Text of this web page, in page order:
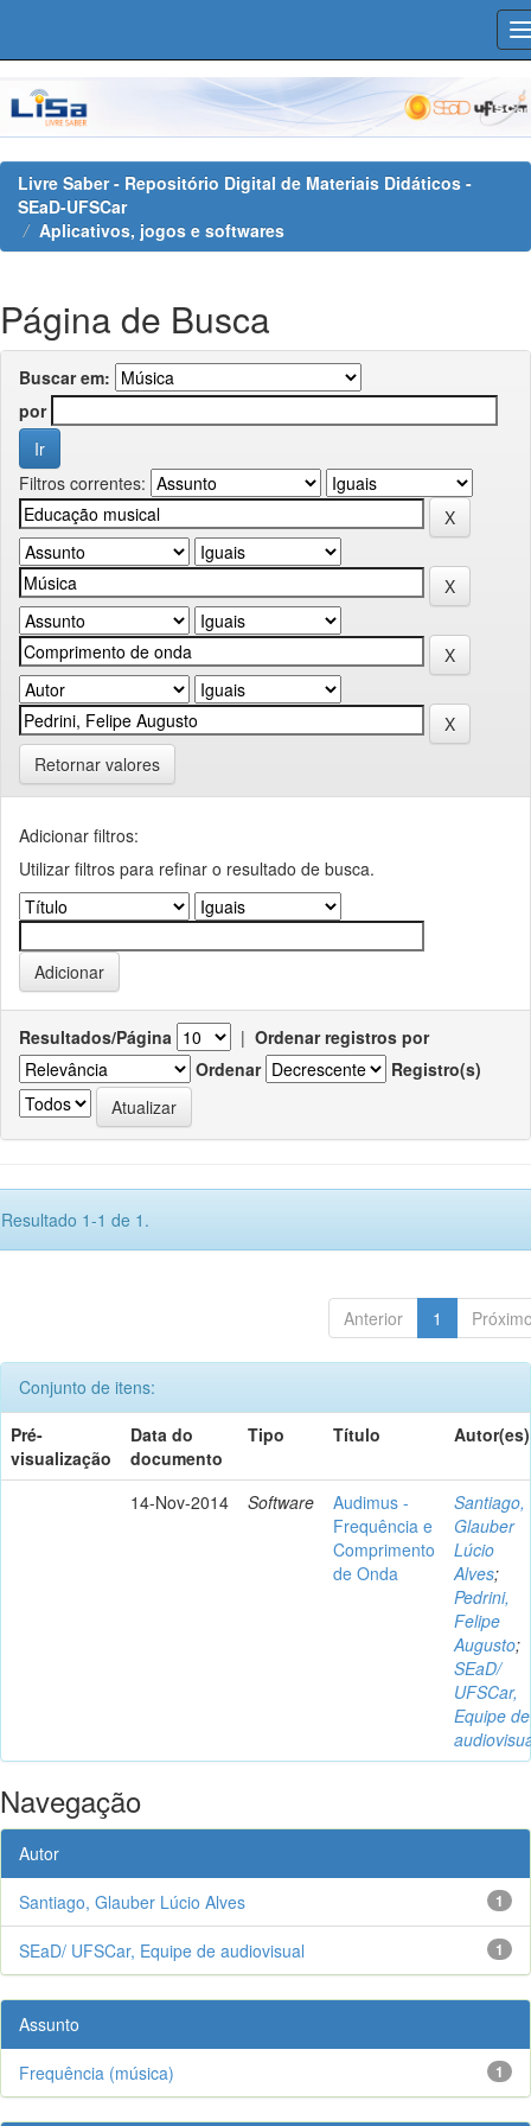
navigation
Livre Saber - Repositório Digital de Materiais Didáticos -
SEaD-UFSCar
Aplicativos, jogos e softwares
Página de Busca
Buscar em:
por
Filtros correntes:
Retornar valores
Adicionar filtros:
Utilizar filtros para refinar o resultado de busca.
Resultados/Página | Ordenar registros por
Ordenar
Registro(s)
Resultado 1-1 de 1.
Anterior 1
Conjunto de itens:
Pré-
visualização
Data do
documento
Tipo Título Autor(es)
14-Nov-2014 Software
Audimus -
Frequência e
Comprimento
de Onda
Santiago,
Glauber
Lúcio
Alves;
Pedrini,
Felipe
Augusto;
SEaD/
UFSCar,
Equipe de
Navegação
Autor
1
Santiago, Glauber Lúcio Alves
1
SEaD/ UFSCar, Equipe de audiovisual
Assunto
1
Frequência (música)